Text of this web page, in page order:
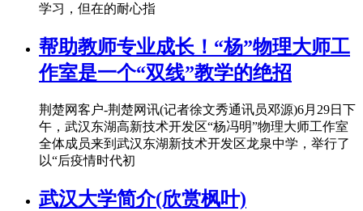
学习，但在的耐心指
帮助教师专业成长！“杨”物理大师工
作室是一个“双线”教学的绝招
荆楚网客户-荆楚网讯(记者徐文秀通讯员邓源)6月29日下
午，武汉东湖高新技术开发区“杨冯明”物理大师工作室
全体成员来到武汉东湖新技术开发区龙泉中学，举行了
以“后疫情时代初
武汉大学简介(欣赏枫叶)